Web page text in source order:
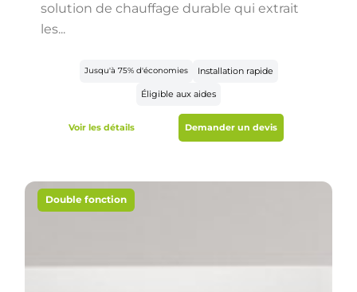
solution de chauffage durable qui extrait
les...
Jusqu'à 75% d'économies Installation rapide
Éligible aux aides
Voir les détails Demander un devis
Double fonction